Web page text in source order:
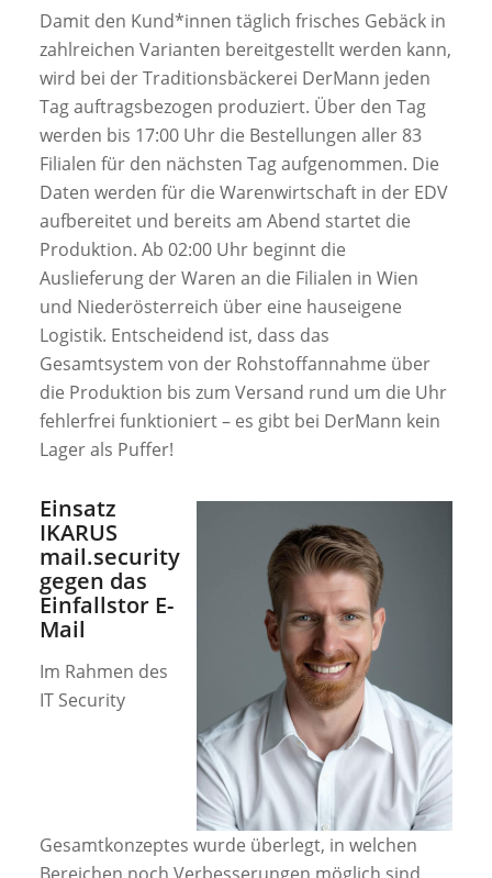
Damit den Kund*innen täglich frisches Gebäck in
zahlreichen Varianten bereitgestellt werden kann,
wird bei der Traditionsbäckerei DerMann jeden
Tag auftragsbezogen produziert. Über den Tag
werden bis 17:00 Uhr die Bestellungen aller 83
Filialen für den nächsten Tag aufgenommen. Die
Daten werden für die Warenwirtschaft in der EDV
aufbereitet und bereits am Abend startet die
Produktion. Ab 02:00 Uhr beginnt die
Auslieferung der Waren an die Filialen in Wien
und Niederösterreich über eine hauseigene
Logistik. Entscheidend ist, dass das
Gesamtsystem von der Rohstoffannahme über
die Produktion bis zum Versand rund um die Uhr
fehlerfrei funktioniert – es gibt bei DerMann kein
Lager als Puffer!
Einsatz
IKARUS
mail.security
gegen das
Einfallstor E-
Mail
Im Rahmen des
IT Security
Gesamtkonzeptes wurde überlegt, in welchen